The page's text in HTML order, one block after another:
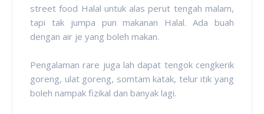
street food Halal untuk alas perut tengah malam,
tapi tak jumpa pun makanan Halal. Ada buah
dengan air je yang boleh makan.
Pengalaman rare juga lah dapat tengok cengkerik
goreng, ulat goreng, somtam katak, telur itik yang
boleh nampak fizikal dan banyak lagi.